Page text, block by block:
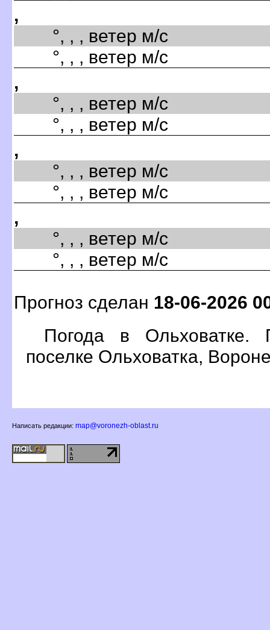
,
°, , , ветер м/с
°, , , ветер м/с
,
°, , , ветер м/с
°, , , ветер м/с
,
°, , , ветер м/с
°, , , ветер м/с
,
°, , , ветер м/с
°, , , ветер м/с
Прогноз сделан 18-06-2026
Погода в
поселке Ольховатка,
Написать редакции: map@voronezh-oblast.ru